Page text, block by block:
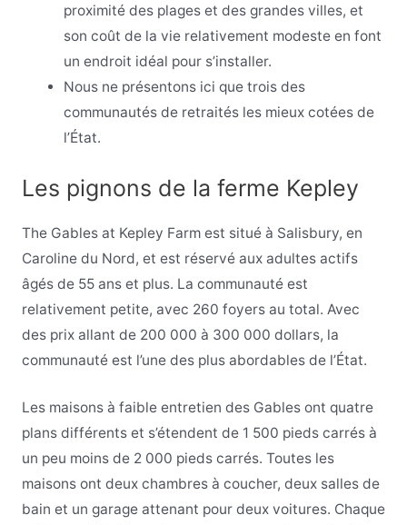
proximité des plages et des grandes villes, et
son coût de la vie relativement modeste en font
un endroit idéal pour s’installer.
Nous ne présentons ici que trois des
communautés de retraités les mieux cotées de
l’État.
Les pignons de la ferme Kepley
The Gables at Kepley Farm est situé à Salisbury, en
Caroline du Nord, et est réservé aux adultes actifs
âgés de 55 ans et plus. La communauté est
relativement petite, avec 260 foyers au total. Avec
des prix allant de 200 000 à 300 000 dollars, la
communauté est l’une des plus abordables de l’État.
Les maisons à faible entretien des Gables ont quatre
plans différents et s’étendent de 1 500 pieds carrés à
un peu moins de 2 000 pieds carrés. Toutes les
maisons ont deux chambres à coucher, deux salles de
bain et un garage attenant pour deux voitures. Chaque